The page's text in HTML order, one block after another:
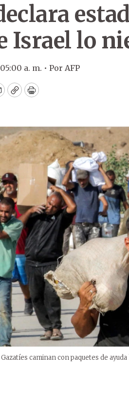
Israel lo
a. m. • Por AFP
CopyPrint
caminan con paquetes de ayuda